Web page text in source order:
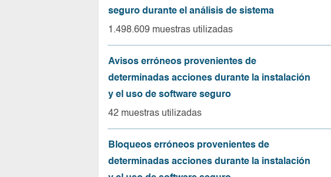
seguro durante el análisis de sistema
1.498.609 muestras utilizadas
Avisos erróneos provenientes de
determinadas acciones durante la instalación
y el uso de software seguro
42 muestras utilizadas
Bloqueos erróneos provenientes de
determinadas acciones durante la instalación